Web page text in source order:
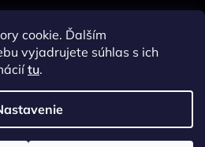
cookie. Ďalším
vyjadrujete súhlas s ich
tu.